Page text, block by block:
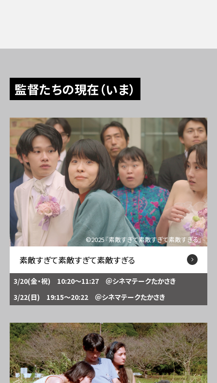
監督たちの現在（いま）
©2025『素敵すぎて素敵すぎて素敵すぎる』
素敵すぎて素敵すぎて素敵すぎる
3/20(金・祝) 10:20～11:27 ＠シネマテークたかさき
3/22(日) 19:15～20:22 ＠シネマテークたかさき